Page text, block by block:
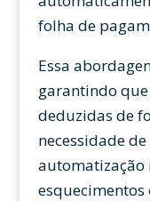
folha de
Essa
garantindo
deduzidas de
necessidade
automatização